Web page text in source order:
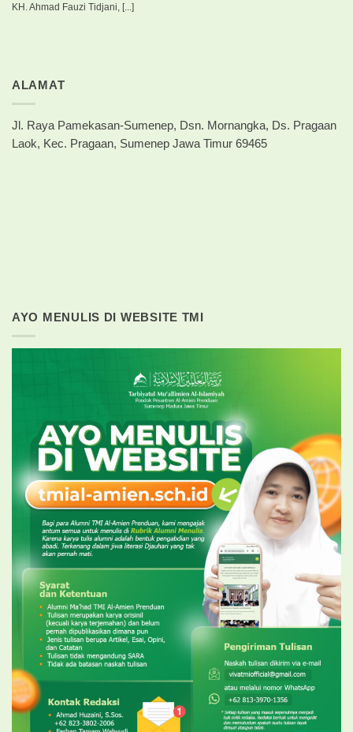
KH. Ahmad Fauzi Tidjani, [...]
ALAMAT
Jl. Raya Pamekasan-Sumenep, Dsn. Mornangka, Ds. Pragaan
Laok, Kec. Pragaan, Sumenep Jawa Timur 69465
AYO MENULIS DI WEBSITE TMI